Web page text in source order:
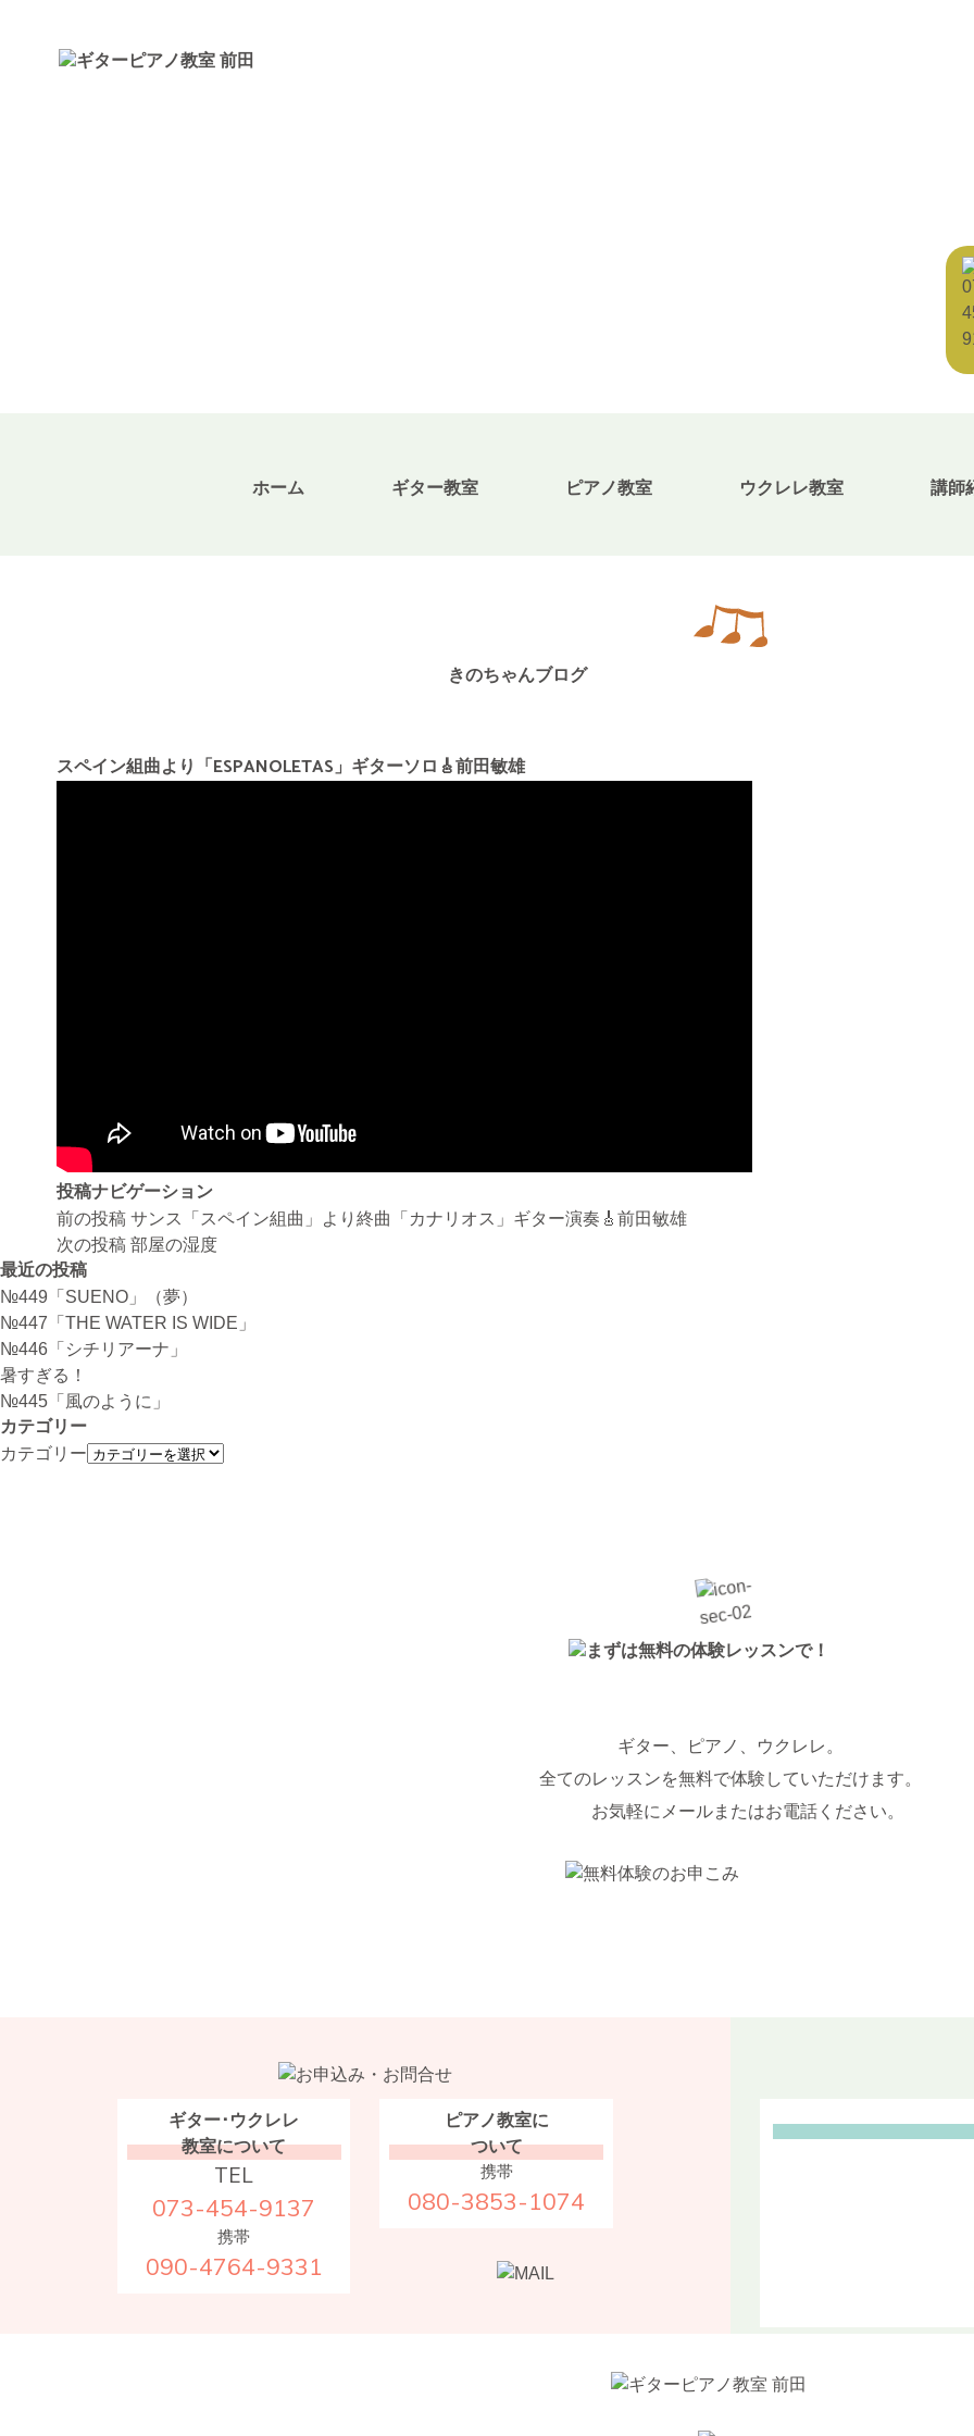
ホーム ギター教室 ピアノ教室 ウクレレ教室 講師
桂のブログ
090-4764-9331
きのちゃんブログ
スペイン組曲より「ESPANOLETAS」ギターソロ🎸前田敏雄
投稿ナビゲーション
前の投稿 サンス「スペイン組曲」より終曲「カナリオス」ギター演奏🎸前田敏雄
次の投稿 部屋の湿度
最近の投稿
№449「SUENO」（夢）
№447「THE WATER IS WIDE」
№446「シチリアーナ」
暑すぎる！
№445「風のように」
カテゴリー
カテゴリー
ギター、ピアノ、ウクレレ。
全てのレッスンを無料で体験していただけます。
お気軽にメールまたはお電話ください。
ギター･ウクレレ
教室について
TEL
073-454-9137
携帯
090-4764-9331
ピアノ教室に
ついて
携帯
080-3853-1074